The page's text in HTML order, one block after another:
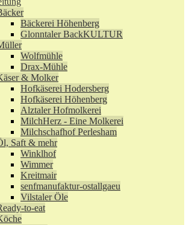
Bäckerei Höhenberg
Glonntaler BackKULTUR
Wolfmühle
Drax-Mühle
& Molker
Hofkäserei Hodersberg
Hofkäserei Höhenberg
Alztaler Hofmolkerei
MilchHerz - Eine Molkerei
Milchschafhof Perlesham
Saft & mehr
Winklhof
Wimmer
Kreitmair
senfmanufaktur-ostallgaeu
Vilstaler Öle
to-eat